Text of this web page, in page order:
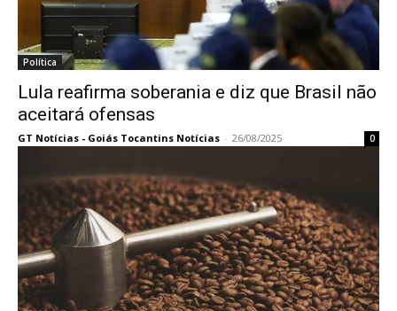
Política
Lula reafirma soberania e diz que Brasil não
aceitará ofensas
GT Notícias - Goiás Tocantins Notícias - 26/08/2025 0